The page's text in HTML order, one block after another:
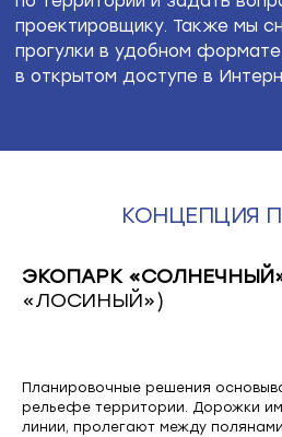
КОНЦЕПЦИЯ
ЭКОПАРК
«ЛОСИНЫЙ»)
Планировочные решения
рельефе территории. Дорожки
линии, пролегают между